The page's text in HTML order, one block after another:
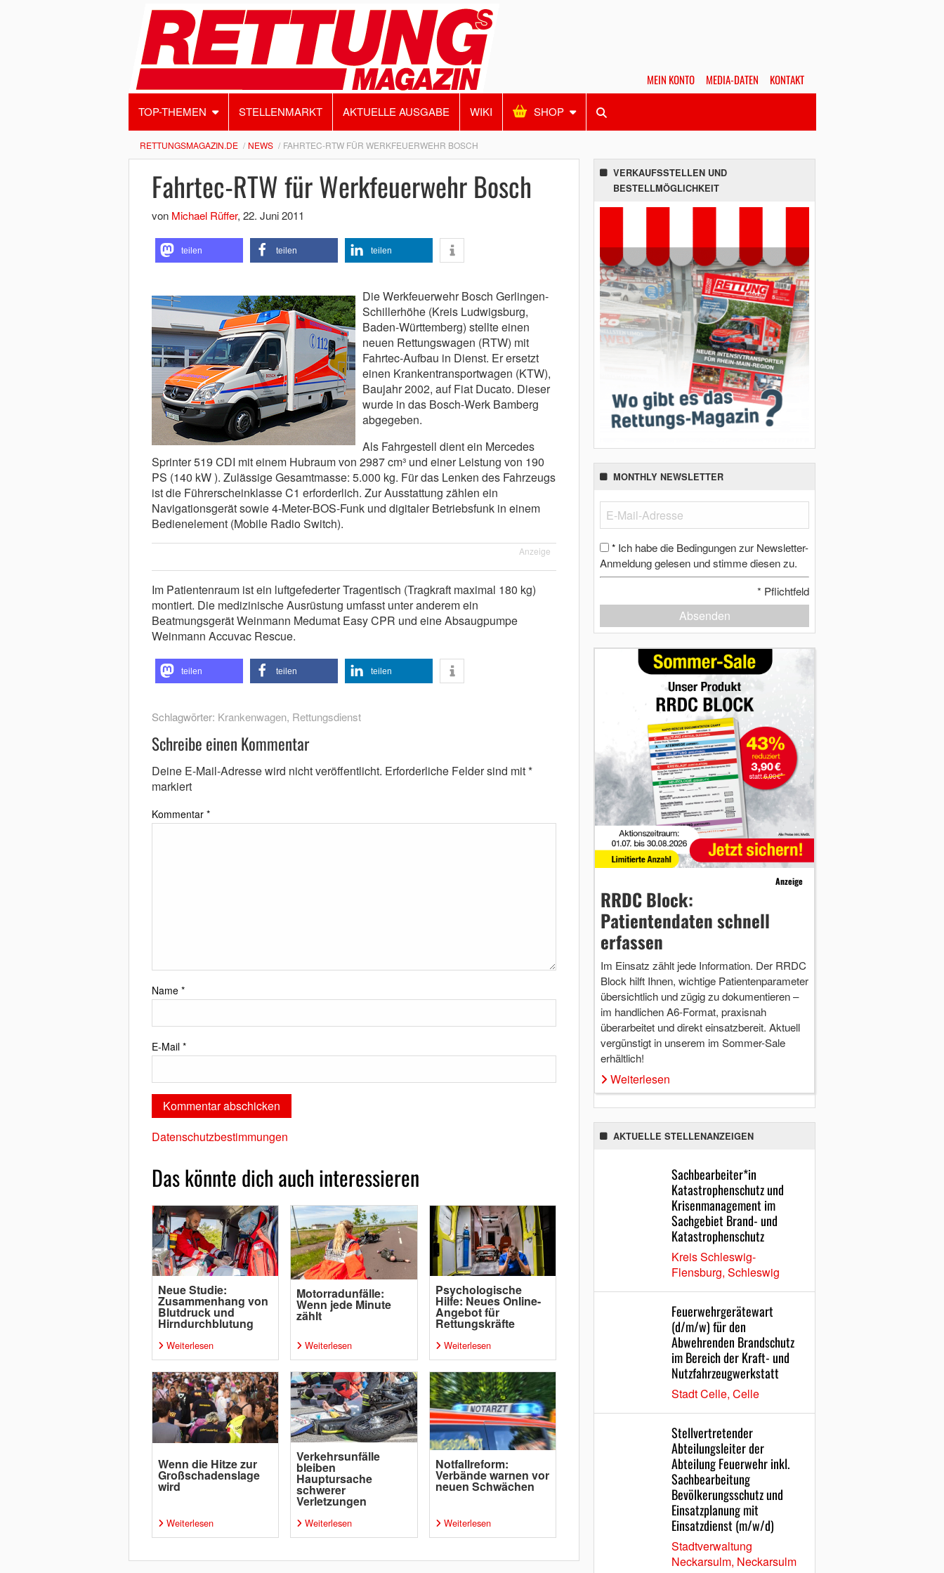
MEIN KONTO MEDIA-DATEN KONTAKT
TOP-THEMEN STELLENMARKT AKTUELLE AUSGABE WIKI SHOP
RETTUNGSMAGAZIN.DE NEWS FAHRTEC-RTW FÜR WERKFEUERWEHR BOSCH
Fahrtec-RTW für Werkfeuerwehr Bosch
von Michael Rüffer, 22. Juni 2011
teilen teilen teilen
Die Werkfeuerwehr Bosch Gerlingen-
Schillerhöhe (Kreis Ludwigsburg,
Baden-Württemberg) stellte einen
neuen Rettungswagen (RTW) mit
Fahrtec-Aufbau in Dienst. Er ersetzt
einen Krankentransportwagen (KTW),
Baujahr 2002, auf Fiat Ducato. Dieser
wurde in das Bosch-Werk Bamberg
abgegeben.
Als Fahrgestell dient ein Mercedes
Sprinter 519 CDI mit einem Hubraum von 2987 cm³ und einer Leistung von 190
PS (140 kW ). Zulässige Gesamtmasse: 5.000 kg. Für das Lenken des Fahrzeugs
ist die Führerscheinklasse C1 erforderlich. Zur Ausstattung zählen ein
Navigationsgerät sowie 4-Meter-BOS-Funk und digitaler Betriebsfunk in einem
Bedienelement (Mobile Radio Switch).
Anzeige
Im Patientenraum ist ein luftgefederter Tragentisch (Tragkraft maximal 180 kg)
montiert. Die medizinische Ausrüstung umfasst unter anderem ein
Beatmungsgerät Weinmann Medumat Easy CPR und eine Absaugpumpe
Weinmann Accuvac Rescue.
teilen teilen teilen
Schlagwörter: Krankenwagen, Rettungsdienst
Schreibe einen Kommentar
Deine E-Mail-Adresse wird nicht veröffentlicht. Erforderliche Felder sind mit*
markiert
Kommentar *
Name *
E-Mail *
Datenschutzbestimmungen
Das könnte dich auch interessieren
Neue Studie:
Zusammenhang von
Blutdruck und
Hirndurchblutung
Weiterlesen
Motorradunfälle:
Wenn jede Minute
zählt
Weiterlesen
Psychologische
Hilfe: Neues Online-
Angebot für
Rettungskräfte
Weiterlesen
Wenn die Hitze zur
Großschadenslage
wird
Weiterlesen
Verkehrsunfälle
bleiben
Hauptursache
schwerer
Verletzungen
Weiterlesen
Notfallreform:
Verbände warnen vor
neuen Schwächen
Weiterlesen
VERKAUFSSTELLEN UND
BESTELLMÖGLICHKEIT
MONTHLY NEWSLETTER
* Ich habe die Bedingungen zur Newsletter-
Anmeldung gelesen und stimme diesen zu.
* Pflichtfeld
Absenden
Anzeige
RRDC Block:
Patientendaten schnell
erfassen
Im Einsatz zählt jede Information. Der RRDC
Block hilft Ihnen, wichtige Patientenparameter
übersichtlich und zügig zu dokumentieren –
im handlichen A6-Format, praxisnah
überarbeitet und direkt einsatzbereit. Aktuell
vergünstigt in unserem im Sommer-Sale
erhältlich!
Weiterlesen
AKTUELLE STELLENANZEIGEN
Sachbearbeiter*in
Katastrophenschutz und
Krisenmanagement im
Sachgebiet Brand- und
Katastrophenschutz
Kreis Schleswig-
Flensburg, Schleswig
Feuerwehrgerätewart
(d/m/w) für den
Abwehrenden Brandschutz
im Bereich der Kraft- und
Nutzfahrzeugwerkstatt
Stadt Celle, Celle
Stellvertretender
Abteilungsleiter der
Abteilung Feuerwehr inkl.
Sachbearbeitung
Bevölkerungsschutz und
Einsatzplanung mit
Einsatzdienst (m/w/d)
Stadtverwaltung
Neckarsulm, Neckarsulm